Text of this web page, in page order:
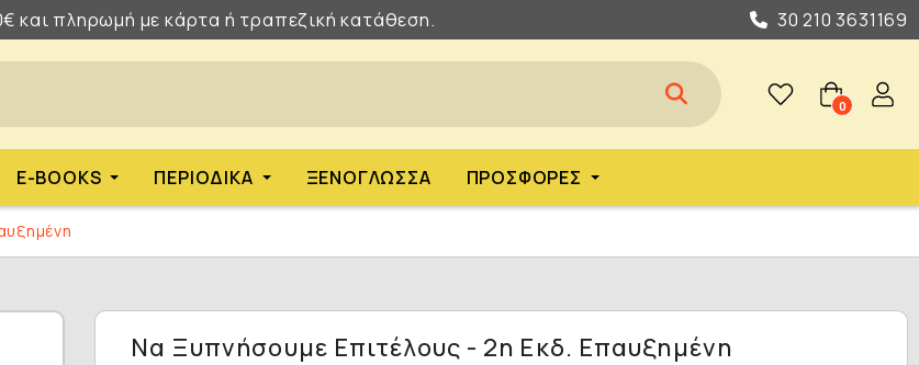
και πληρωμή με κάρτα ή τραπεζική κατάθεση. 30 210 3631169
0
E-BOOKS ΠΕΡΙΟΔΙΚΆ ΞΕΝΌΓΛΩΣΣΑ ΠΡΟΣΦΟΡΈΣ
Να Ξυπνήσουμε Επιτέλους - 2η Εκδ. Επαυξημένη